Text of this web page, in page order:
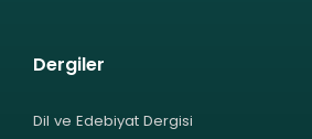
Dergiler
Dil ve Edebiyat Dergisi